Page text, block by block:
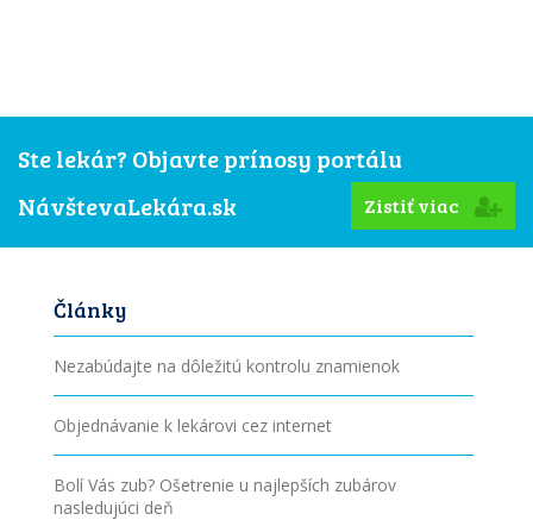
Ste lekár? Objavte prínosy portálu
NávštevaLekára.sk
Zistiť viac
Články
Nezabúdajte na dôležitú kontrolu znamienok
Objednávanie k lekárovi cez internet
Bolí Vás zub? Ošetrenie u najlepších zubárov
nasledujúci deň